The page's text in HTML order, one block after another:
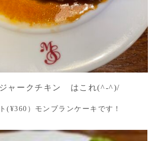
ャークチキン はこれ(^-^)/
(¥360）モンブランケーキです！